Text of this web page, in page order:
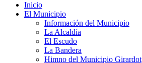
Inicio
El Municipio
Información del Municipio
La Alcaldía
El Escudo
La Bandera
Himno del Municipio Girardot